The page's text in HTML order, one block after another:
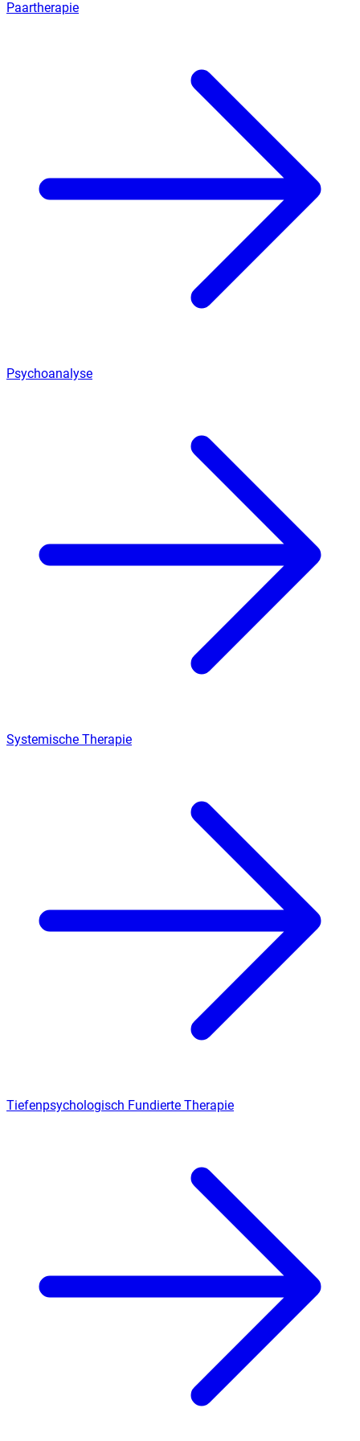
Paartherapie
Psychoanalyse
Systemische Therapie
Tiefenpsychologisch Fundierte Therapie